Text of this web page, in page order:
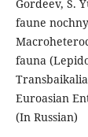
Gordeev, S.
faune
fauna
Euroasian
(In Russian)